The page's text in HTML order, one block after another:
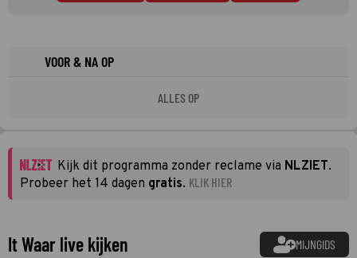
VOOR & NA OP
ALLES OP
Kijk dit programma zonder reclame via NLZIET.
Probeer het 14 dagen gratis. KLIK HIER
It Waar live kijken MIJNGIDS